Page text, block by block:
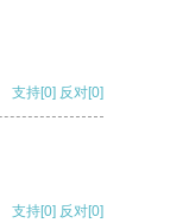
支持[0] 反对[0]
支持[0] 反对[0]